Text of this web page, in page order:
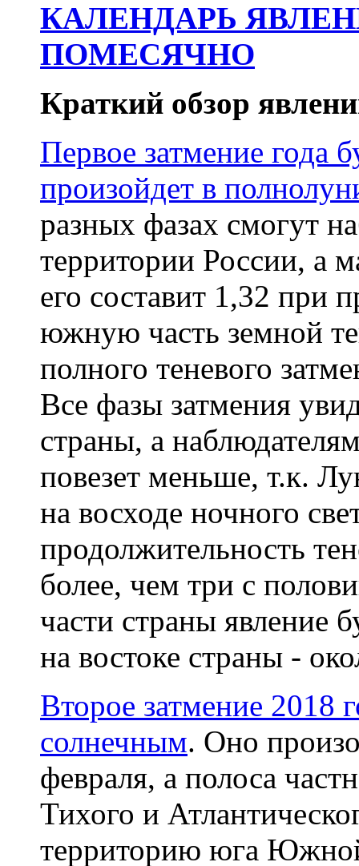
КАЛЕНДАРЬ
ПОМЕСЯЧНО
Краткий обзор
Первое затмение года
произойдет в
разных фазах смогут
территории России, а
его составит 1,32 при
южную часть земной
полного теневого
Все фазы затмения
страны, а
повезет меньше, т.к.
на восходе ночного
продолжительность
более, чем три с
части страны явление
на востоке страны -
Второе затмение 2018
солнечным. Оно
февраля, а полоса
Тихого и
территорию юга